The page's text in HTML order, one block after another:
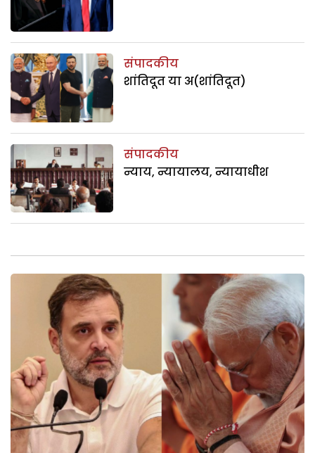
संपादकीय
शांतिदूत या अ(शांतिदूत)
संपादकीय
न्याय, न्यायालय, न्यायाधीश